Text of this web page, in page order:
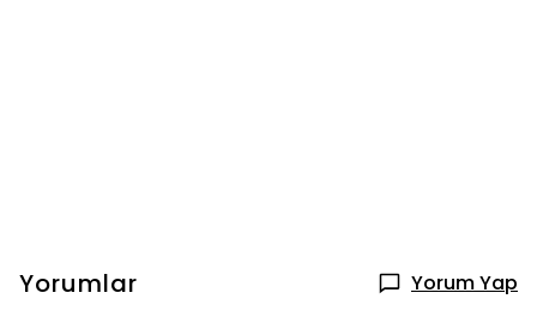
Yorumlar Yorum Yap